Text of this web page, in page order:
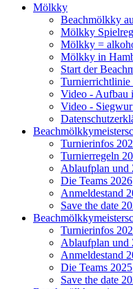
Mölkky
Beachmölkky
Mölkky
Mölkky =
Mölkky in
Start der
Turnierrichtlinie
Video - Aufbau
Video -
Turnierinfos
Turnierregeln
Ablaufplan und
Die Teams 2026
Anmeldestand
Save the date
Turnierinfos
Ablaufplan und
Anmeldestand
Die Teams 2025
Save the date